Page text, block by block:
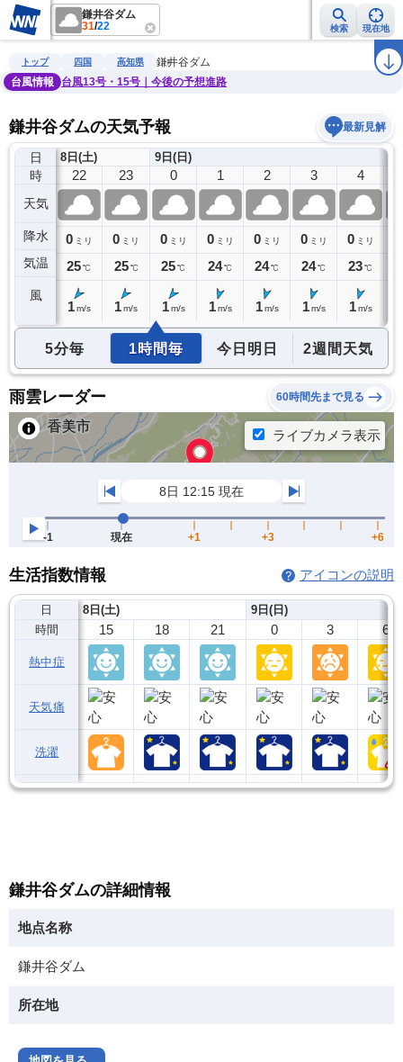
鎌井谷ダム
31/22 検索 現在地
雨雲レーダー 台風情報 地震情報 ラ
トップ 四国 高知県
鎌井谷ダム
台風情報
台風13号・15号｜今後の予想進路
鎌井谷ダムの天気予報 最新見解
日
時
天気
降水
気温
風
8日(土)
21
0ミリ
26℃
22
0 ミリ
25℃
1 m/s
23
0 ミリ
25 ℃
1m/s
9日(日)
0
0 ミリ
25℃
1 m/s
1
0 ミリ
24℃
1 m/s
2
0 ミリ
24℃
1 m/s
3
0 ミリ
24℃
1 m/s
4
0 ミリ
23℃
1 m/s
5分毎 1時間毎 今日明日 2週間天気
雨雲レーダー 60時間先まで見る
生活指数情報 アイコンの説明
日
時間
熱中症
天気痛
洗濯
8日(土)
15 18 21
9日(日)
0 3 6
鎌井谷ダムの詳細情報
地点名称
鎌井谷ダム
所在地